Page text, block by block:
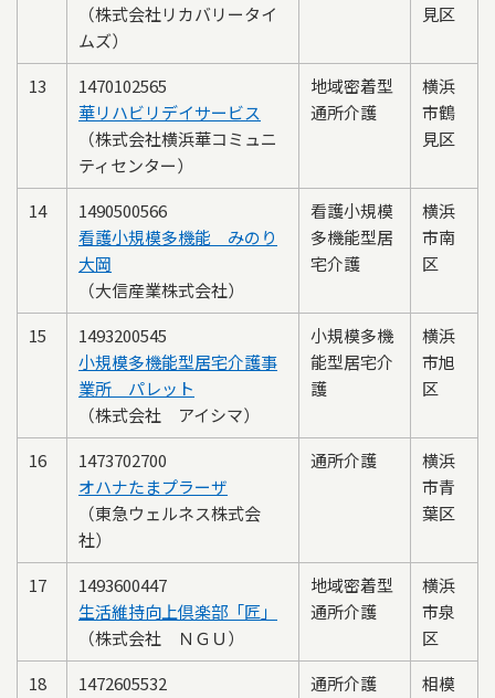
（株式会社リカバリータイ
ムズ）
見区
13
1470102565
華リハビリデイサービス
（株式会社横浜華コミュニ
ティセンター）
地域密着型
通所介護
横浜
市鶴
見区
14
1490500566
看護小規模多機能 みのり
大岡
（大信産業株式会社）
看護小規模
多機能型居
宅介護
横浜
市南
区
15
1493200545
小規模多機能型居宅介護事
業所 パレット
（株式会社 アイシマ）
小規模多機
能型居宅介
護
横浜
市旭
区
16
1473702700
オハナたまプラーザ
（東急ウェルネス株式会
社）
通所介護
横浜
市青
葉区
17
1493600447
生活維持向上倶楽部「匠」
（株式会社 ＮＧＵ）
地域密着型
通所介護
横浜
市泉
区
18
1472605532 通所介護 相模